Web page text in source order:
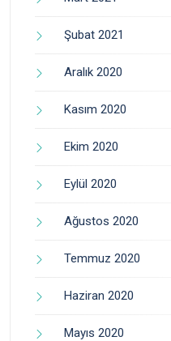
Şubat 2021
Aralık 2020
Kasım 2020
Ekim 2020
Eylül 2020
Ağustos 2020
Temmuz 2020
Haziran 2020
Mayıs 2020